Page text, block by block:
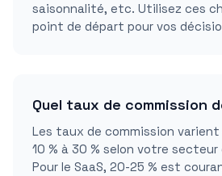
saisonnalité, etc. Utilisez ces
point de départ pour vos
Quel taux de commission
Les taux de commission
10 % à 30 % selon votre
Pour le SaaS, 20-25 % est